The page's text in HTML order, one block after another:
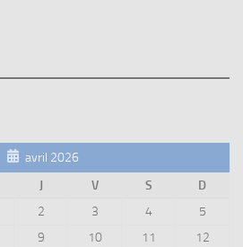
avril 2026
J V S
D
2 3 4
5
9 10 11
12